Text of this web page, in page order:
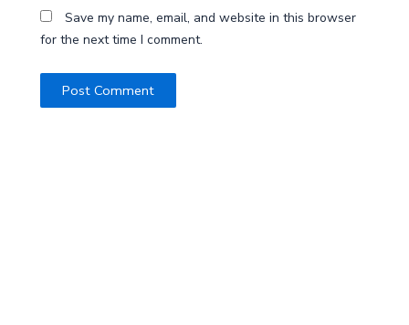
Save my name, email, and website in this browser
for the next time I comment.